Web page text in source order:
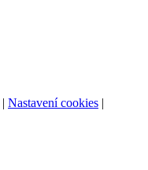
| Nastavení cookies |